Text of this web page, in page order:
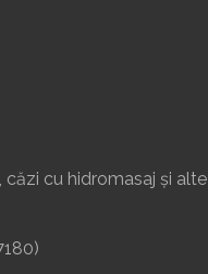
căzi cu hidromasaj și alte